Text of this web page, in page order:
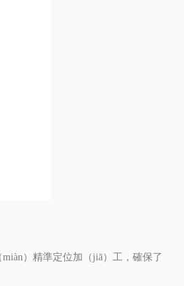
）精準定位加（jiā）工，確保了